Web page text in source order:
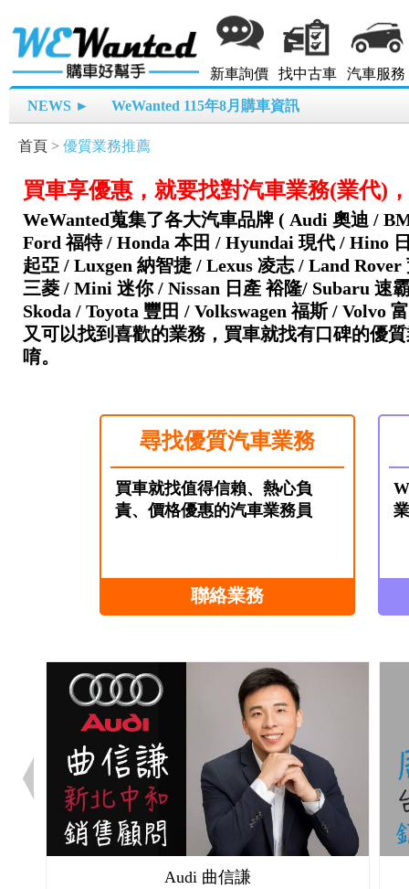
新車詢價 找中古車 汽車服務
NEWS ► WeWanted 115年8月購車資訊
首頁 > 優質業務推薦
買車享優惠，就要找對汽車業務(業代)
WeWanted蒐集了各大汽車品牌 ( Audi 奧迪 /
Ford 福特 / Honda 本田 / Hyundai 現代 / Hino
起亞 / Luxgen 納智捷 / Lexus 凌志 / Land
三菱 / Mini 迷你 / Nissan 日產 裕隆/ Subaru 速
Skoda / Toyota 豐田 / Volkswagen 福斯 / Volvo
又可以找到喜歡的業務，買車就找有口碑的優
唷。
尋找優質汽車業務
買車就找值得信賴、熱心負
責、價格優惠的汽車業務員
聯絡業務
Audi 曲信謙